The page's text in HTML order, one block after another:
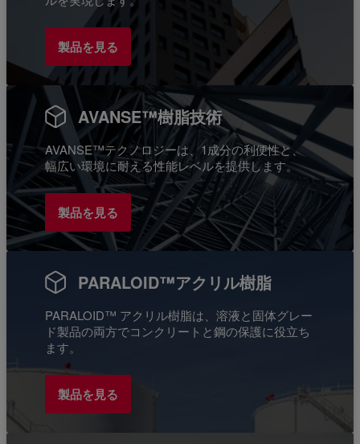
製品を見る
AVANSE™樹脂技術
AVANSE™テクノロジーは、1成分の利便性と、
幅広い環境に耐える性能レベルを提供します。
製品を見る
PARALOID™アクリル樹脂
PARALOID™ アクリル樹脂は、溶液と固体グレー
ド製品の両方でコンクリートと鋼の保護に役立ち
ます。
製品を見る